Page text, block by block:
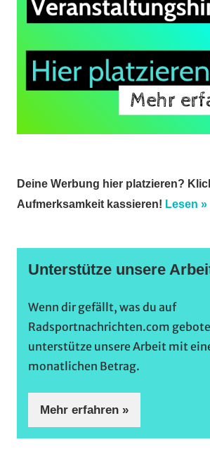
Deine Werbung hier platzieren?
Aufmerksamkeit kassieren! Lesen »
Unterstütze unsere
Wenn dir gefällt, was du auf
Radsportnachrichten.com
unterstütze unsere Arbeit mit
monatlichen Betrag.
Mehr erfahren »